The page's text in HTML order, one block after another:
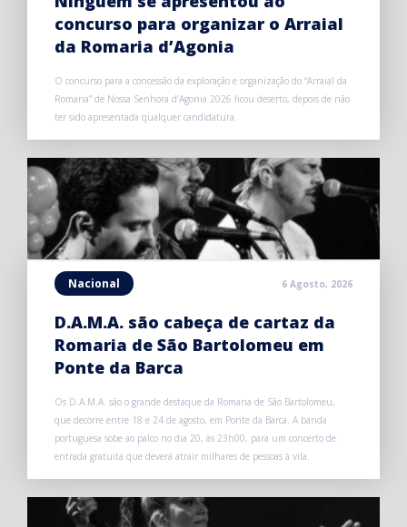
concurso para organizar o Arraial
da Romaria d’Agonia
O concurso para a concessão da exploração e organização do “Arraial da
Romaria” de Nossa Senhora d’Agonia 2026 ficou deserto, depois de não
ter sido apresentada qualquer candidatura.
Nacional 6 Agosto, 2026
D.A.M.A. são cabeça de cartaz da
Romaria de São Bartolomeu em
Ponte da Barca
Os D.A.M.A. são o grande destaque da Romaria de São Bartolomeu,
que decorre entre 18 e 24 de agosto, em Ponte da Barca. A banda
portuguesa sobe ao palco no dia 20, às 23h00, para um concerto de
entrada gratuita que deverá atrair milhares de pessoas à vila.